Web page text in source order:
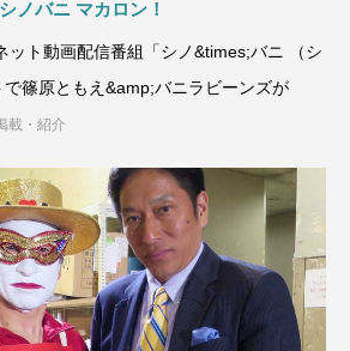
ノバニ マカロン！
ット動画配信番組「シノ&times;バニ （シ
で篠原ともえ&amp;バニラビーンズが
載・紹介